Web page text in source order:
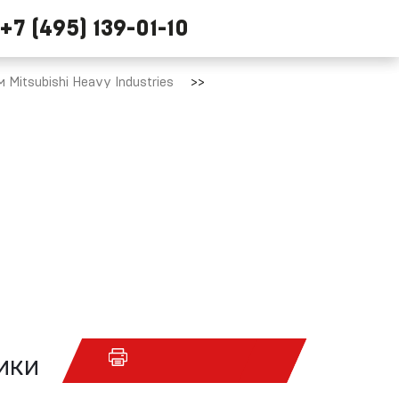
+7 (495) 139-01-10
Mitsubishi Heavy Industries